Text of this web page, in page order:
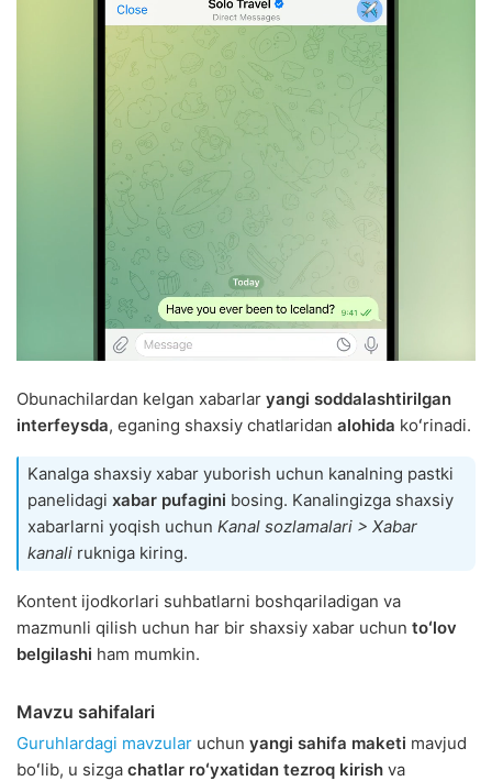
Obunachilardan kelgan xabarlar yangi soddalashtirilgan
interfeysda, eganing shaxsiy chatlaridan alohida koʻrinadi.
Kanalga shaxsiy xabar yuborish uchun kanalning pastki
panelidagi xabar pufagini bosing. Kanalingizga shaxsiy
xabarlarni yoqish uchun Kanal sozlamalari > Xabar
kanali rukniga kiring.
Kontent ijodkorlari suhbatlarni boshqariladigan va
mazmunli qilish uchun har bir shaxsiy xabar uchun toʻlov
belgilashi ham mumkin.
Mavzu sahifalari
Guruhlardagi mavzular uchun yangi sahifa maketi mavjud
boʻlib, u sizga chatlar roʻyxatidan tezroq kirish va